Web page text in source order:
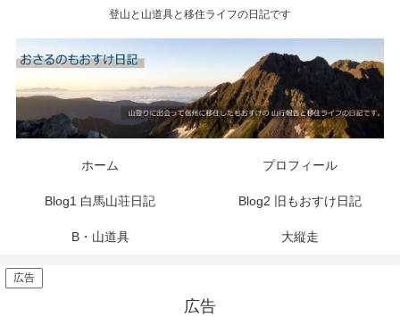
登山と山道具と移住ライフの日記です
ホーム プロフィール
Blog1 白馬山荘日記 Blog2 旧もおすけ日記
B・山道具 大縦走
広告
広告